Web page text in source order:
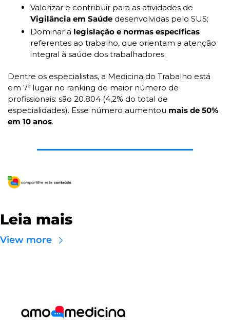
Vigilância em Saúde desenvolvidas pelo SUS;
Dominar a legislação e normas específicas
referentes ao trabalho, que orientam a atenção
integral à saúde dos trabalhadores;
Dentre os especialistas, a Medicina do Trabalho está
em 7º lugar no ranking de maior número de
profissionais: são 20.804 (4,2% do total de
especialidades). Esse número aumentou mais de 50%
em 10 anos.
Leia mais
View more